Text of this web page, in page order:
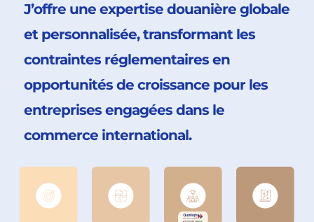
J’offre une expertise douanière globale
et personnalisée, transformant les
contraintes réglementaires en
opportunités de croissance pour les
entreprises engagées dans le
commerce international.